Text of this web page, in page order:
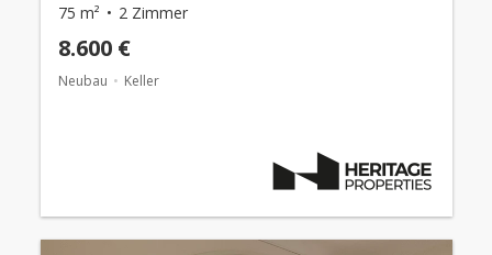
75 m² 2 Zimmer
8.600 €
Neubau Keller